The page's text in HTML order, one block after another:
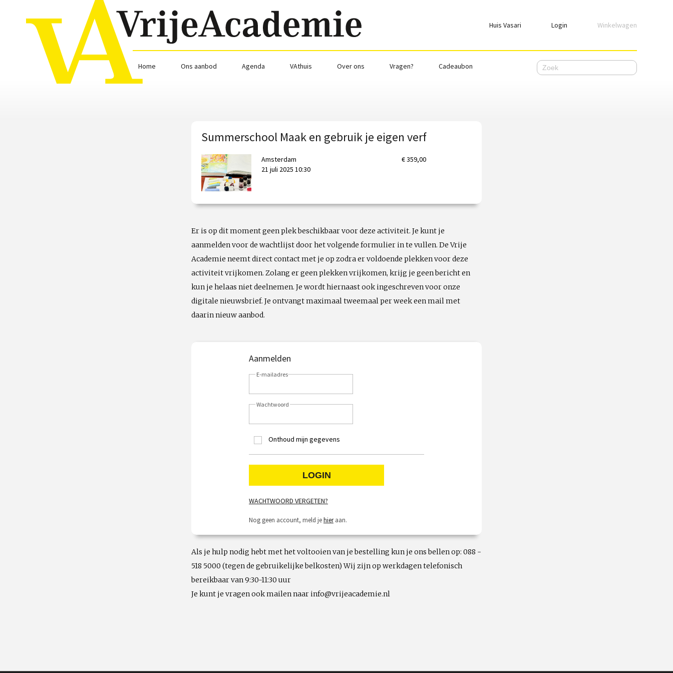
Huis Vasari Login
Login
Emailadres
Winkelwagen
Home Ons aanbod Agenda VAthuis Over ons Vragen? Cadeaubon
Summerschool Maak en gebruik je eigen verf
Amsterdam
21 juli 2025 10:30
€ 359,00
Er is op dit moment geen plek beschikbaar voor deze activiteit. Je kunt je
aanmelden voor de wachtlijst door het volgende formulier in te vullen. De Vrije
Academie neemt direct contact met je op zodra er voldoende plekken voor deze
activiteit vrijkomen. Zolang er geen plekken vrijkomen, krijg je geen bericht en
kun je helaas niet deelnemen. Je wordt hiernaast ook ingeschreven voor onze
digitale nieuwsbrief. Je ontvangt maximaal tweemaal per week een mail met
daarin nieuw aanbod.
Aanmelden
E-mailadres
Wachtwoord
Onthoud mijn gegevens
WACHTWOORD VERGETEN?
Nog geen account, meld jehieraan.
Als je hulp nodig hebt met het voltooien van je bestelling kun je ons bellen op: 088 -
518 5000 (tegen de gebruikelijke belkosten) Wij zijn op werkdagen telefonisch
bereikbaar van 9:30-11:30 uur
Je kunt je vragen ook mailen naar info@vrijeacademie.nl